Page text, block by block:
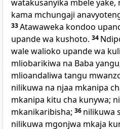
watakusanyika mbele yake,
kama mchungaji
33Atawaweka kondoo
upande wa kushoto. 34
wale walioko upande wa
mliobarikiwa na Baba
mlioandaliwa tangu
nilikuwa na njaa mkanipa
mkanipa kitu cha kunywa;
mkanikaribisha; 36 nilikuwa
nilikuwa mgonjwa mkaja